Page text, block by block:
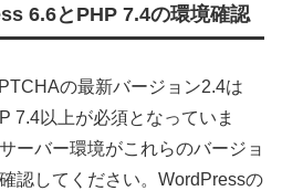
6.6とPHP 7.4の環境確認
の最新バージョン2.4は
7.4以上が必須となっていま
ーバー環境がこれらのバージョ
認してください。WordPressの